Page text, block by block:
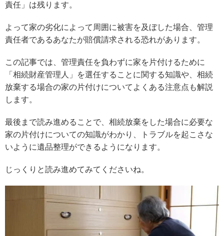
責任」は残ります。
よって家の劣化によって周囲に被害を及ぼした場合、管理
責任者であるあなたが賠償請求される恐れがあります。
この記事では、管理責任を負わずに家を片付けるために
「相続財産管理人」を選任することに関する知識や、相続
放棄する場合の家の片付けについてよくある注意点も解説
します。
最後まで読み進めることで、相続放棄をした場合に必要な
家の片付けについての知識がわかり、トラブルを起こさな
いように遺品整理ができるようになります。
じっくりと読み進めてみてくださいね。